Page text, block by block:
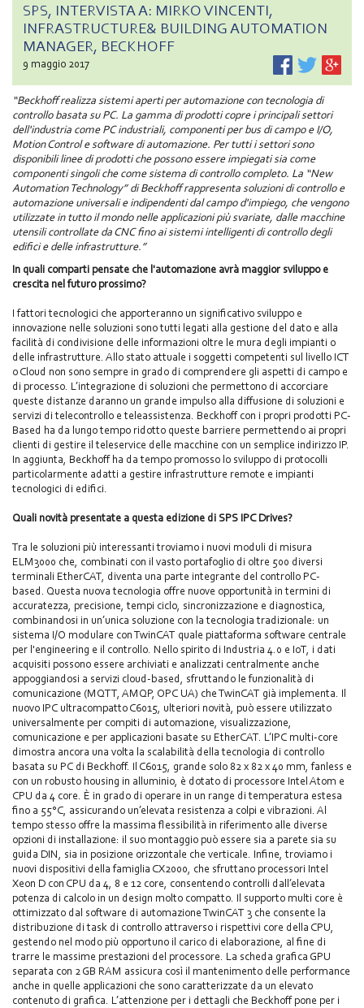
SPS, INTERVISTA A: MIRKO VINCENTI,
INFRASTRUCTURE& BUILDING AUTOMATION
MANAGER, BECKHOFF
9 maggio 2017
“Beckhoff realizza sistemi aperti per automazione con tecnologia di
controllo basata su PC. La gamma di prodotti copre i principali settori
dell'industria come PC industriali, componenti per bus di campo e I/O,
Motion Control e software di automazione. Per tutti i settori sono
disponibili linee di prodotti che possono essere impiegati sia come
componenti singoli che come sistema di controllo completo. La “New
Automation Technology” di Beckhoff rappresenta soluzioni di controllo e
automazione universali e indipendenti dal campo d'impiego, che vengono
utilizzate in tutto il mondo nelle applicazioni più svariate, dalle macchine
utensili controllate da CNC fino ai sistemi intelligenti di controllo degli
edifici e delle infrastrutture.”
In quali comparti pensate che l'automazione avrà maggior sviluppo e
crescita nel futuro prossimo?
I fattori tecnologici che apporteranno un significativo sviluppo e
innovazione nelle soluzioni sono tutti legati alla gestione del dato e alla
facilità di condivisione delle informazioni oltre le mura degli impianti o
delle infrastrutture. Allo stato attuale i soggetti competenti sul livello ICT
o Cloud non sono sempre in grado di comprendere gli aspetti di campo e
di processo. L’integrazione di soluzioni che permettono di accorciare
queste distanze daranno un grande impulso alla diffusione di soluzioni e
servizi di telecontrollo e teleassistenza. Beckhoff con i propri prodotti PC-
Based ha da lungo tempo ridotto queste barriere permettendo ai propri
clienti di gestire il teleservice delle macchine con un semplice indirizzo IP.
In aggiunta, Beckhoff ha da tempo promosso lo sviluppo di protocolli
particolarmente adatti a gestire infrastrutture remote e impianti
tecnologici di edifici.
Quali novità presentate a questa edizione di SPS IPC Drives?
Tra le soluzioni più interessanti troviamo i nuovi moduli di misura
ELM3000 che, combinati con il vasto portafoglio di oltre 500 diversi
terminali EtherCAT, diventa una parte integrante del controllo PC-
based. Questa nuova tecnologia offre nuove opportunità in termini di
accuratezza, precisione, tempi ciclo, sincronizzazione e diagnostica,
combinandosi in un’unica soluzione con la tecnologia tradizionale: un
sistema I/O modulare con TwinCAT quale piattaforma software centrale
per l'engineering e il controllo. Nello spirito di Industria 4.0 e IoT, i dati
acquisiti possono essere archiviati e analizzati centralmente anche
appoggiandosi a servizi cloud-based, sfruttando le funzionalità di
comunicazione (MQTT, AMQP, OPC UA) che TwinCAT già implementa. Il
nuovo IPC ultracompatto C6015, ulteriori novità, può essere utilizzato
universalmente per compiti di automazione, visualizzazione,
comunicazione e per applicazioni basate su EtherCAT. L’IPC multi-core
dimostra ancora una volta la scalabilità della tecnologia di controllo
basata su PC di Beckhoff. Il C6015, grande solo 82 x 82 x 40 mm, fanless e
con un robusto housing in alluminio, è dotato di processore Intel Atom e
CPU da 4 core. È in grado di operare in un range di temperatura estesa
fino a 55°C, assicurando un’elevata resistenza a colpi e vibrazioni. Al
tempo stesso offre la massima flessibilità in riferimento alle diverse
opzioni di installazione: il suo montaggio può essere sia a parete sia su
guida DIN, sia in posizione orizzontale che verticale. Infine, troviamo i
nuovi dispositivi della famiglia CX2000, che sfruttano processori Intel
Xeon D con CPU da 4, 8 e 12 core, consentendo controlli dall’elevata
potenza di calcolo in un design molto compatto. Il supporto multi core è
ottimizzato dal software di automazione TwinCAT 3 che consente la
distribuzione di task di controllo attraverso i rispettivi core della CPU,
gestendo nel modo più opportuno il carico di elaborazione, al fine di
trarre le massime prestazioni del processore. La scheda grafica GPU
separata con 2 GB RAM assicura così il mantenimento delle performance
anche in quelle applicazioni che sono caratterizzate da un elevato
contenuto di grafica. L’attenzione per i dettagli che Beckhoff pone per i